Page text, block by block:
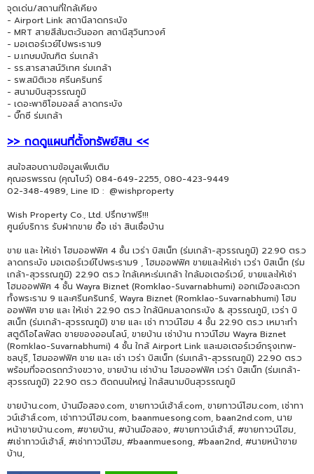
จุดเด่น/สถานที่ใกล้เคียง
- Airport Link สถานีลาดกระบัง
- MRT สายสีส้มตะวันออก สถานีสุวินทวงศ์
- มอเตอร์เวย์ไปพระราม9
- ม.เกษมบัณฑิต ร่มเกล้า
- รร.สารสาสน์วิเทศ ร่มเกล้า
- รพ.สมิติเวช ศรีนครินทร์
- สนามบินสุวรรณภูมิ
- เดอะพาซิโอมอลล์ ลาดกระบัง
- บิ๊กซี ร่มเกล้า
>> กดดูแผนที่ตั้งทรัพย์สิน <<
สนใจสอบถามข้อมูลเพิ่มเติม
คุณอรพรรณ (คุณโบว์) 084-649-2255, 080-423-9449
02-348-4989, Line ID : @wishproperty
Wish Property Co., Ltd. ปรึกษาฟรี!!!
ศูนย์บริการ รับฝากขาย ซื้อ เช่า สินเชื่อบ้าน
ขาย และ ให้เช่า โฮมออฟฟิศ 4 ชั้น เวร่า บิสเน็ท (ร่มเกล้า-สุวรรณภูมิ) 22.90 ตร.ว
ลาดกระบัง มอเตอร์เวย์ไปพระราม9 , โฮมออฟฟิศ ขายและให้เช่า เวร่า บิสเน็ท (ร่ม
เกล้า-สุวรรณภูมิ) 22.90 ตร.ว ใกล้เคหะร่มเกล้า ใกล้มอเตอร์เวย์, ขายและให้เช่า
โฮมออฟฟิศ 4 ชั้น Wayra Biznet (Romklao-Suvarnabhumi) ออกเมืองสะดวก
ทั้งพระราม 9 และศรีนครินทร์, Wayra Biznet (Romklao-Suvarnabhumi) โฮม
ออฟฟิศ ขาย และ ให้เช่า 22.90 ตร.ว ใกล้นิคมลาดกระบัง & สุวรรณภูมิ, เวร่า บิ
สเน็ท (ร่มเกล้า-สุวรรณภูมิ) ขาย และ เช่า ทาวน์โฮม 4 ชั้น 22.90 ตร.ว เหมาะทำ
สตูดิโอไลฟ์สด ขายของออนไลน์, ขายบ้าน เช่าบ้าน ทาวน์โฮม Wayra Biznet
(Romklao-Suvarnabhumi) 4 ชั้น ใกล้ Airport Link และมอเตอร์เวย์กรุงเทพ-
ชลบุรี, โฮมออฟฟิศ ขาย และ เช่า เวร่า บิสเน็ท (ร่มเกล้า-สุวรรณภูมิ) 22.90 ตร.ว
พร้อมที่จอดรถกว้างขวาง, ขายบ้าน เช่าบ้าน โฮมออฟฟิศ เวร่า บิสเน็ท (ร่มเกล้า-
สุวรรณภูมิ) 22.90 ตร.ว ติดถนนใหญ่ ใกล้สนามบินสุวรรณภูมิ
ขายบ้าน.com, บ้านมือสอง.com, ขายทาวน์เฮ้าส์.com, ขายทาวน์โฮม.com, เช่าทา
วน์เฮ้าส์.com, เช่าทาวน์โฮม.com, baanmuesong.com, baan2nd.com, นาย
หน้าขายบ้าน.com, #ขายบ้าน, #บ้านมือสอง, #ขายทาวน์เฮ้าส์, #ขายทาวน์โฮม,
#เช่าทาวน์เฮ้าส์, #เช่าทาวน์โฮม, #baanmuesong, #baan2nd, #นายหน้าขาย
บ้าน,